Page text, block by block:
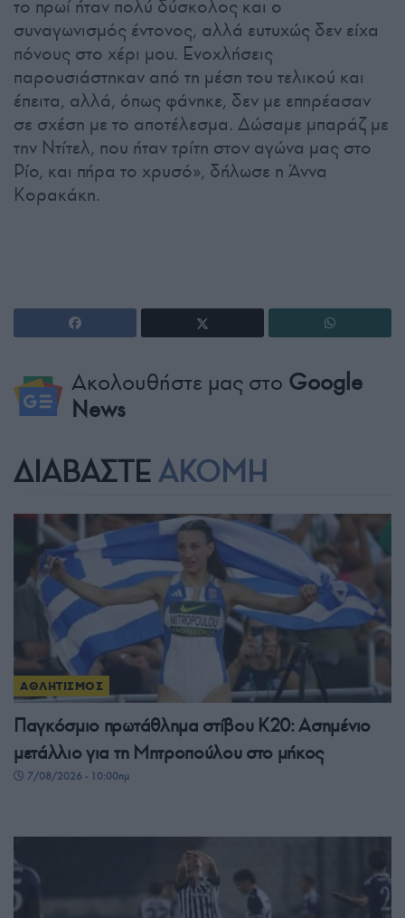
το πρωί ήταν πολύ δύσκολος και ο
συναγωνισμός έντονος, αλλά ευτυχώς δεν είχα
πόνους στο χέρι μου. Ενοχλήσεις
παρουσιάστηκαν από τη μέση του τελικού και
έπειτα, αλλά, όπως φάνηκε, δεν με επηρέασαν
σε σχέση με το αποτέλεσμα. Δώσαμε μπαράζ με
την Ντίτελ, που ήταν τρίτη στον αγώνα μας στο
Ρίο, και πήρα το χρυσό», δήλωσε η Άννα
Κορακάκη.
Ακολουθήστε μας στο Google
News
ΔΙΑΒΑΣΤΕ ΑΚΟΜΗ
ΑΘΛΗΤΙΣΜΟΣ
Παγκόσμιο πρωτάθλημα στίβου Κ20: Ασημένιο
μετάλλιο για τη Μητροπούλου στο μήκος
7/08/2026 - 10:00πμ